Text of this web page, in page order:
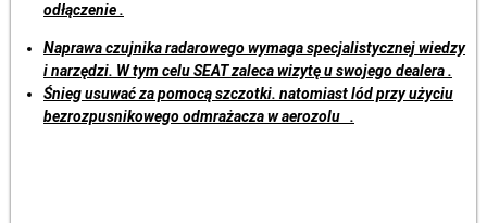
odłączenie .
Naprawa czujnika radarowego wymaga specjalistycznej wiedzy
i narzędzi. W tym celu SEAT zaleca wizytę u swojego dealera .
Śnieg usuwać za pomocą szczotki. natomiast lód przy użyciu
bezrozpusnikowego odmrażacza w aerozolu .